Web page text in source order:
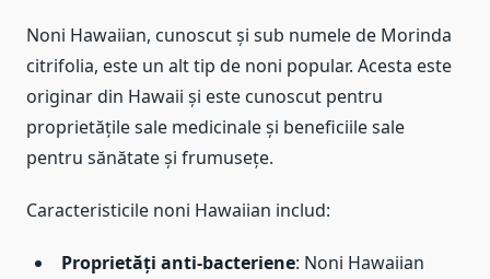
Noni Hawaiian, cunoscut și sub numele de Morinda
citrifolia, este un alt tip de noni popular. Acesta este
originar din Hawaii și este cunoscut pentru
proprietățile sale medicinale și beneficiile sale
pentru sănătate și frumusețe.
Caracteristicile noni Hawaiian includ:
Proprietăți anti-bacteriene: Noni Hawaiian